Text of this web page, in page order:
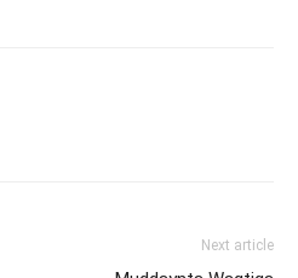
Next article